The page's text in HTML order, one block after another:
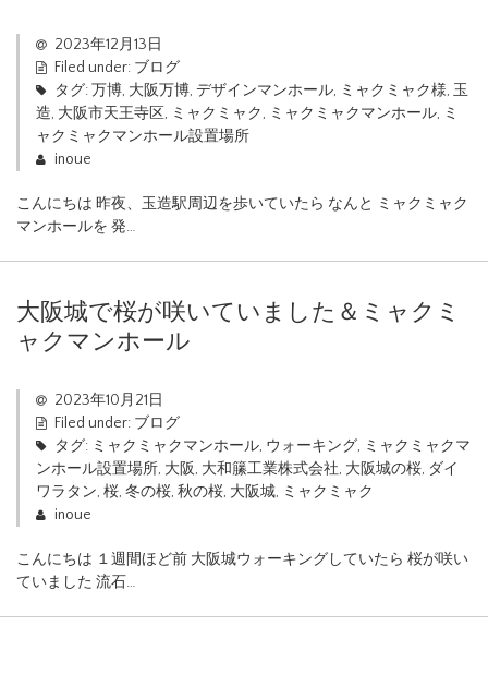
2023年12月13日
Filed under: ブログ
タグ:万博, 大阪万博, デザインマンホール, ミャクミャク様, 玉
造, 大阪市天王寺区, ミャクミャク, ミャクミャクマンホール, ミ
ャクミャクマンホール設置場所
inoue
こんにちは 昨夜、玉造駅周辺を歩いていたら なんと ミャクミャク
マンホールを 発…
大阪城で桜が咲いていました＆ミャクミ
ャクマンホール
2023年10月21日
Filed under: ブログ
タグ: ミャクミャクマンホール, ウォーキング, ミャクミャクマ
ンホール設置場所, 大阪, 大和籘工業株式会社, 大阪城の桜, ダイ
ワラタン, 桜, 冬の桜, 秋の桜, 大阪城, ミャクミャク
inoue
こんにちは １週間ほど前 大阪城ウォーキングしていたら 桜が咲い
ていました 流石…